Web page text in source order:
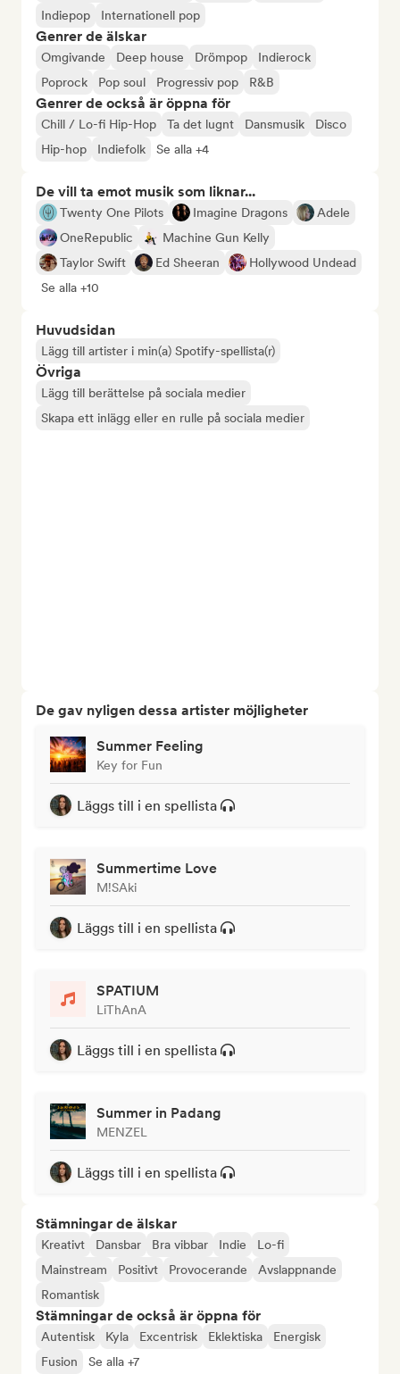
Indiepop
Internationell pop
Genrer de älskar
Omgivande Deep house Drömpop
Indierock
Poprock
Pop soul Progressiv pop R&B
Genrer de också är öppna för
Chill / Lo-fi Hip-Hop Ta det lugnt Dansmusik
Disco
Hip-hop
Indiefolk Se alla +4
De vill ta emot musik som liknar...
Twenty One Pilots Imagine Dragons
Adele
OneRepublic
Machine Gun Kelly
Taylor Swift
Ed Sheeran
Hollywood Undead
Se alla +10
Huvudsidan
Lägg till artister i min(a) Spotify-spellista(r)
Övriga
Lägg till berättelse på sociala medier
Skapa ett inlägg eller en rulle på sociala medier
De gav nyligen dessa artister möjligheter
Summer Feeling
Key for Fun
Läggs till i en spellista
Summertime Love
M!SAki
Läggs till i en spellista
SPATIUM
LiThAnA
Läggs till i en spellista
Summer in Padang
MENZEL
Läggs till i en spellista
Stämningar de älskar
Kreativt Dansbar Bra vibbar Indie
Lo-fi
Mainstream
Positivt Provocerande
Avslappnande
Romantisk
Stämningar de också är öppna för
Autentisk Kyla Excentrisk Eklektiska
Energisk
Fusion
Se alla +7